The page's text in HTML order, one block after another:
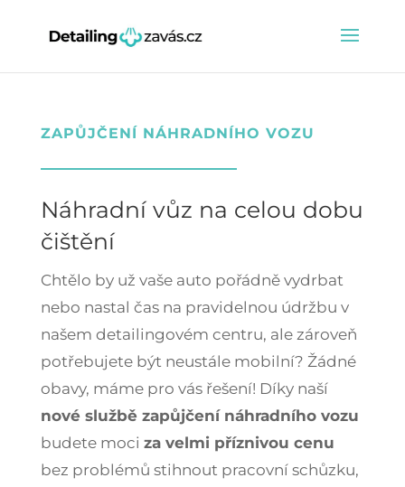
ZAPŮJČENÍ NÁHRADNÍHO VOZU
Náhradní vůz na celou dobu
čištění
Chtělo by už vaše auto pořádně vydrbat
nebo nastal čas na pravidelnou údržbu v
našem detailingovém centru, ale zároveň
potřebujete být neustále mobilní? Žádné
obavy, máme pro vás řešení! Díky naší
nové službě zapůjčení náhradního vozu
budete moci za velmi příznivou cenu
bez problémů stihnout pracovní schůzku,